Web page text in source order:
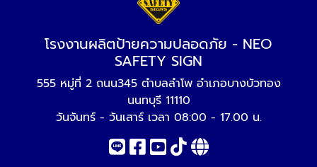
โรงงานผลิตป้ายความปลอดภัย - NEO
SAFETY SIGN
555 หมู่ที่ 2 ถนน345 ตำบลลำโพ อำเภอบางบัวทอง
นนทบุรี 11110
วันจันทร์ - วันเสาร์ เวลา 08:00 - 17.00 น.